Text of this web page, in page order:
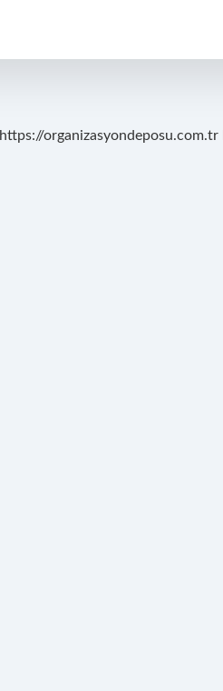
https://organizasyondeposu.com.tr